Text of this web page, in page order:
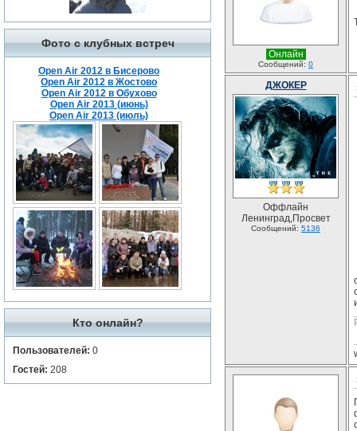
Фото с клубных встреч
Open Air 2012 в Бисерово
Open Air 2012 в Жостово
Open Air 2012 в Обухово
Open Air 2013 (июнь)
Open Air 2013 (июль)
Кто онлайн?
Пользователей: 0
Гостей: 208
Онлайн
Сообщений: 0
ДЖОКЕР
Оффлайн
Ленинград,Просвет
Сообщений: 5136